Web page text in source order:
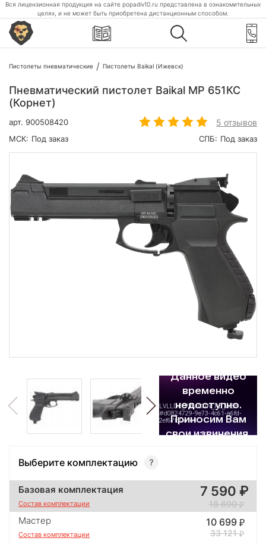
Вся лицензионная продукция на сайте popadiv10.ru представлена в ознакомительных
целях, и не может быть приобретена дистанционным способом.
Пистолеты пневматические Пистолеты Baikal (Ижевск)
Пневматический пистолет Baikal МР 651КС
(Корнет)
арт. 900508420 5 отзывов
МСК: Под заказ СПБ: Под заказ
Выберите комплектацию
Базовая комплектация
Состав комплектации
7 590
18 690
Мастер
Состав комплектации
10 699
33 121